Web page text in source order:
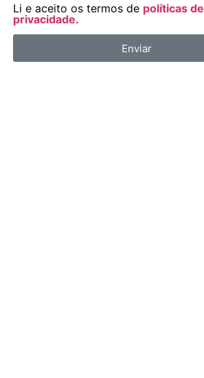
Li e aceito os termos de políticas de
privacidade.
Enviar